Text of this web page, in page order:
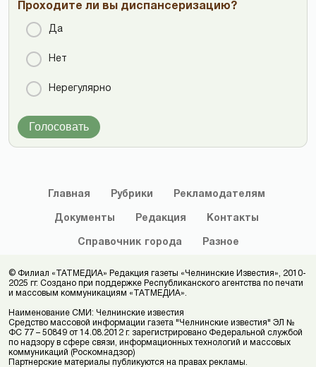
Проходите ли вы диспансеризацию?
Да
Нет
Нерегулярно
Голосовать
Главная Рубрики Рекламодателям
Документы Редакция Контакты
Справочник города Разное
© Филиал «ТАТМЕДИА» Редакция газеты «Челнинские Известия», 2010-
2025 гг. Создано при поддержке Республиканского агентства по печати
и массовым коммуникациям «ТАТМЕДИА».
Наименование СМИ: Челнинские известия
Средство массовой информации газета "Челнинские известия" ЭЛ №
ФС 77 – 50849 от 14.08.2012 г. зарегистрировано Федеральной службой
по надзору в сфере связи, информационных технологий и массовых
коммуникаций (Роскомнадзор)
Партнерские материалы публикуются на правах рекламы.